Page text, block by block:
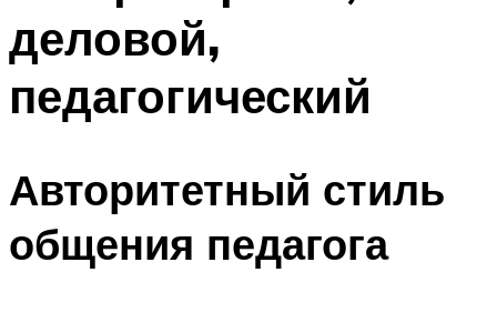
деловой,
педагогический
Авторитетный стиль
общения педагога